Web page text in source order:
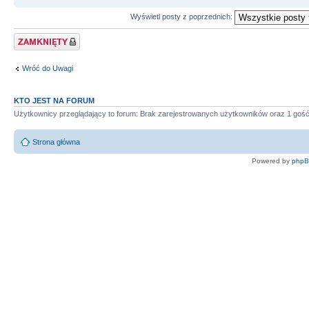
Wyświetl posty z poprzednich:
Zablokowany temat
Wróć do Uwagi
KTO JEST NA FORUM
Użytkownicy przeglądający to forum: Brak zarejestrowanych użytkowników oraz 1 gość
Strona główna
Powered by